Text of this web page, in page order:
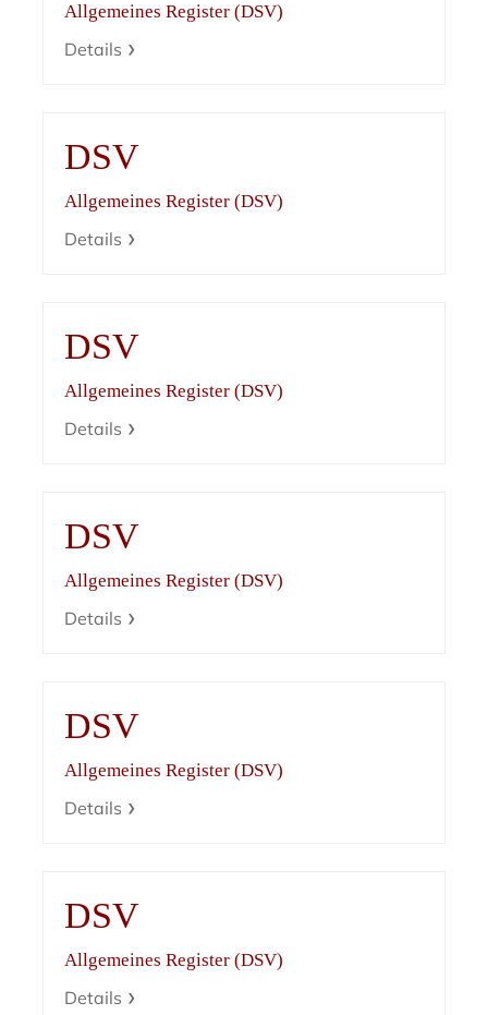
Allgemeines Register (DSV)
Details
DSV
Allgemeines Register (DSV)
Details
DSV
Allgemeines Register (DSV)
Details
DSV
Allgemeines Register (DSV)
Details
DSV
Allgemeines Register (DSV)
Details
DSV
Allgemeines Register (DSV)
Details